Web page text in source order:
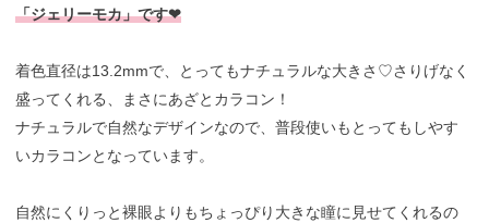
「ジェリーモカ」です❤︎
着色直径は13.2mmで、とってもナチュラルな大きさ♡さりげなく
盛ってくれる、まさにあざとカラコン！
ナチュラルで自然なデザインなので、普段使いもとってもしやす
いカラコンとなっています。
自然にくりっと裸眼よりもちょっぴり大きな瞳に見せてくれるの